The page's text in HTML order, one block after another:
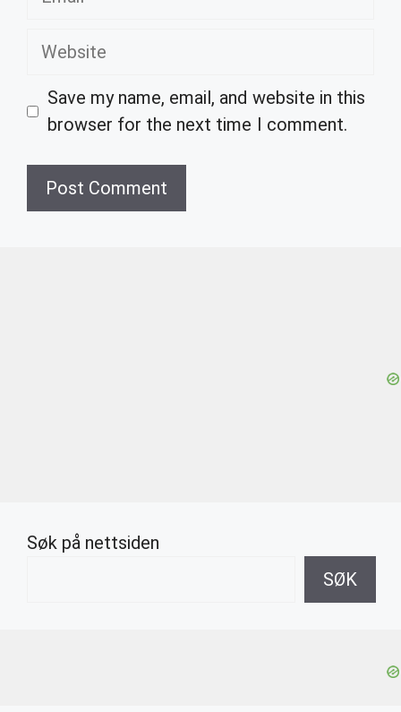
Website
Save my name, email, and website in this
browser for the next time I comment.
Søk på nettsiden
SØK